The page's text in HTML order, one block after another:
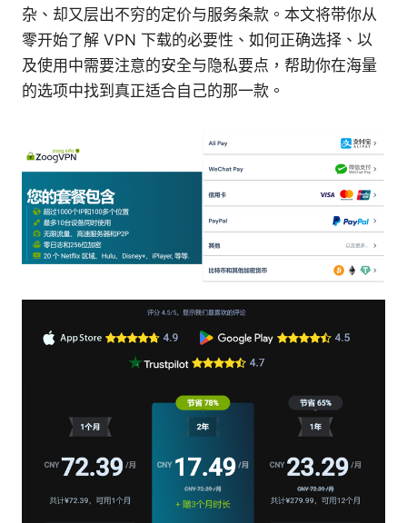
杂、却又层出不穷的定价与服务条款。本文将带你从
零开始了解 VPN 下载的必要性、如何正确选择、以
及使用中需要注意的安全与隐私要点，帮助你在海量
的选项中找到真正适合自己的那一款。